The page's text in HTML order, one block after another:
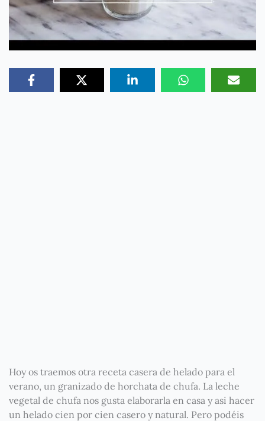
Hoy os traemos otra receta casera de helado para el
verano, un granizado de horchata de chufa. La leche
vegetal de chufa nos gusta elaborarla en casa y asi hacer
un helado cien por cien casero y natural. Pero podéis